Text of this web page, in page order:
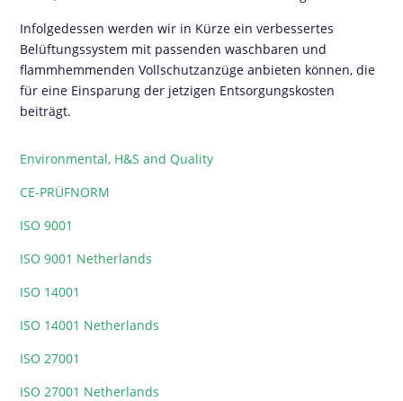
Infolgedessen werden wir in Kürze ein verbessertes
Belüftungssystem mit passenden waschbaren und
flammhemmenden Vollschutzanzüge anbieten können, die
für eine Einsparung der jetzigen Entsorgungskosten
beiträgt.
Environmental, H&S and Quality
CE-PRÜFNORM
ISO 9001
ISO 9001 Netherlands
ISO 14001
ISO 14001 Netherlands
ISO 27001
ISO 27001 Netherlands